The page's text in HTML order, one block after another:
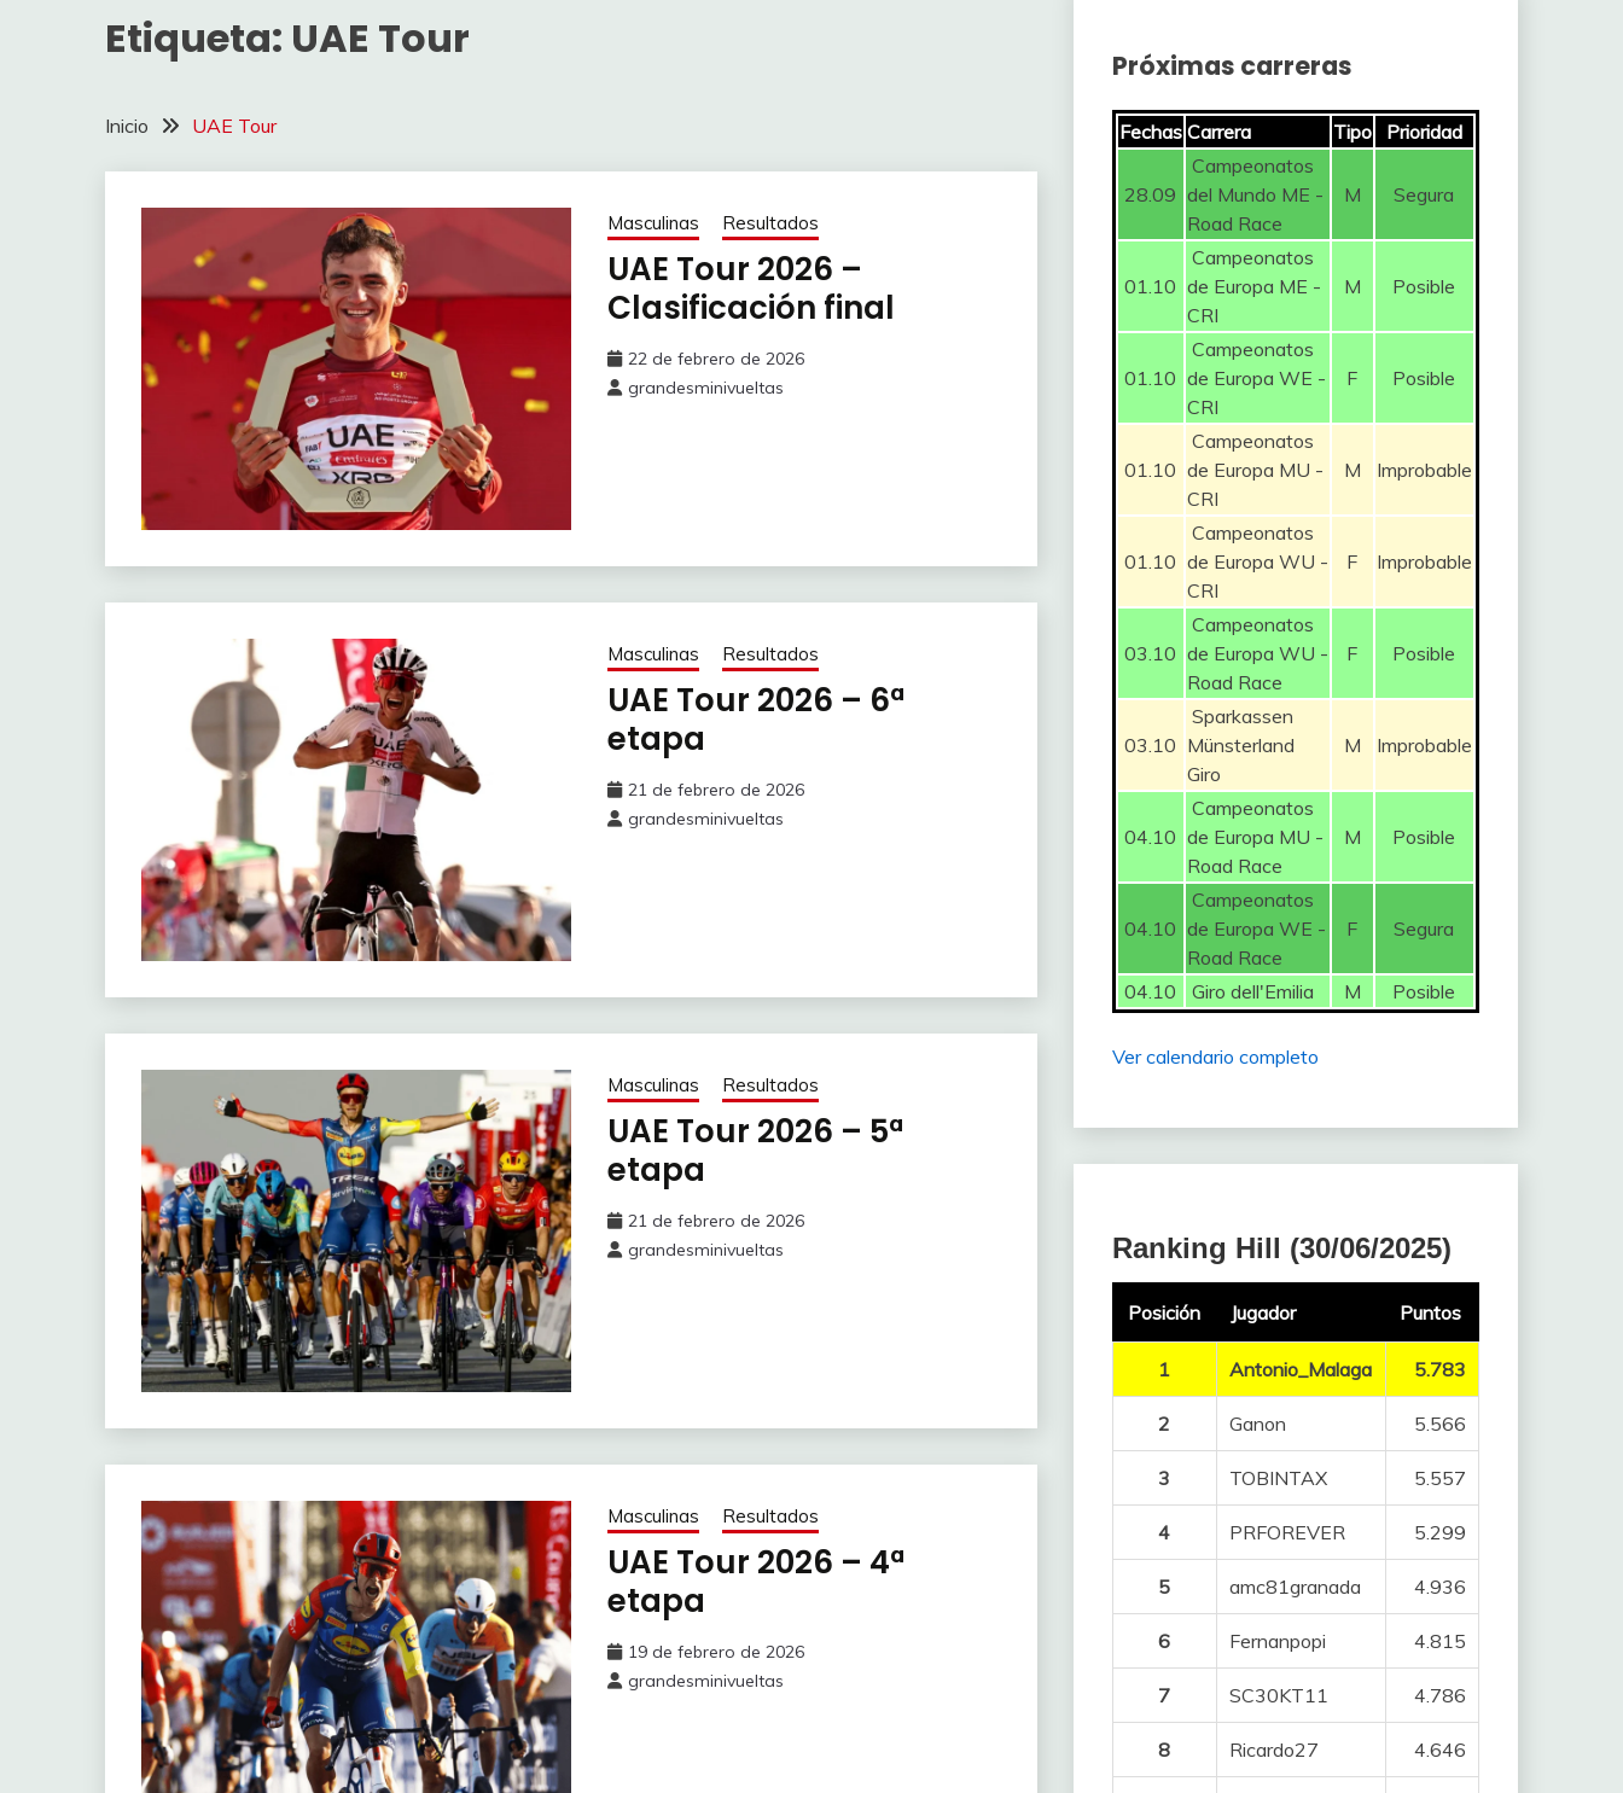
Etiqueta: UAE Tour
Inicio UAE Tour
Masculinas Resultados
UAE Tour 2026 –
Clasificación final
22 de febrero de 2026
grandesminivueltas
Masculinas Resultados
UAE Tour 2026 – 6ª
etapa
21 de febrero de 2026
grandesminivueltas
Masculinas Resultados
UAE Tour 2026 – 5ª
etapa
21 de febrero de 2026
grandesminivueltas
Masculinas Resultados
UAE Tour 2026 – 4ª
etapa
19 de febrero de 2026
grandesminivueltas
Próximas carreras
Fechas Carrera Tipo Prioridad
28.09
Campeonatos
del Mundo ME -
Road Race
M Segura
01.10
Campeonatos
de Europa ME -
CRI
M Posible
01.10
Campeonatos
de Europa WE -
CRI
F Posible
01.10
Campeonatos
de Europa MU -
CRI
M Improbable
01.10
Campeonatos
de Europa WU -
CRI
F Improbable
03.10
Campeonatos
de Europa WU -
Road Race
F Posible
03.10
Sparkassen
Münsterland
Giro
M Improbable
04.10
Campeonatos
de Europa MU -
Road Race
M Posible
04.10
Campeonatos
de Europa WE -
Road Race
F Segura
04.10 Giro dell'Emilia M Posible
Ver calendario completo
Ranking Hill (30/06/2025)
Posición Jugador Puntos
1 Antonio_Malaga 5.783
2 Ganon 5.566
3 TOBINTAX 5.557
4 PRFOREVER 5.299
5 amc81granada 4.936
6 Fernanpopi 4.815
7 SC30KT11 4.786
8 Ricardo27 4.646